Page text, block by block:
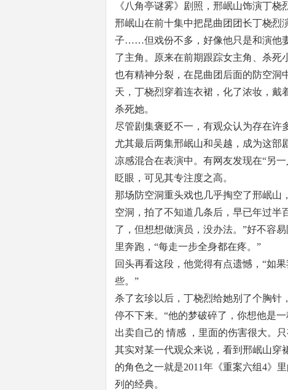
《八角亭谜雾》剧照，邢岷山饰演丁桡
邢岷山在前十集中把昆曲团团长丁桡烈
子……但戏份不多，好像他只是和演他
了主角。原来在前期跟踪女主角、杀死
也有精神分裂，在昆曲团后面的防空洞
天，丁桡烈穿着连衣裙，化了浓妆，戴
杀死她。
尽管剧集褒贬不一，有观众认为存在许
尤其最后两集邢岷山和吴越，成为这部
凉感混合在表演中。有网友发现在“另
眨眼，可见其专注度之高。
那场防空洞重头戏也几乎掏空了邢岷山
空洞，拍了不知道几条后，早已年过半
了，但想想做演员，没办法。”好不容
里奔跑，“每走一步全身都在疼。”
回头再看这段，他觉得有点遗憾，“如
些。”
杀了玄珍以后，丁桡烈给她别了个胸针
停不下来。“他的梦破碎了，你想他是
出卖自己的 情感 ，里面的伤害很大。
其实对某一代观众来说，看到邢岷山穿
的角色之一就是2011年《重案六组4》
列的经典。